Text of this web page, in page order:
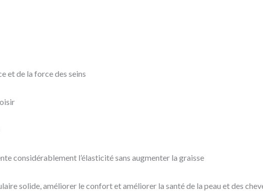
et de la force des seins
considérablement l’élasticité sans augmenter la graisse
solide, améliorer le confort et améliorer la santé de la peau et des